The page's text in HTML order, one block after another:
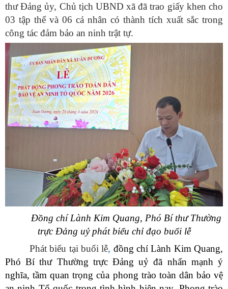
thư Đảng ủy, Chủ tịch UBND xã đã trao giấy khen cho
03 tập thể và 06 cá nhân có thành tích xuất sắc trong
công tác đảm bảo an ninh trật tự.
Đồng chí Lành Kim Quang, Phó Bí thư Thường
trực Đảng uỷ phát biểu chỉ đạo buổi lễ
Phát biểu tại buổi lễ, đồng chí Lành Kim Quang,
Phó Bí thư Thường trực Đảng uỷ đã nhấn mạnh ý
nghĩa, tầm quan trọng của phong trào toàn dân bảo vệ